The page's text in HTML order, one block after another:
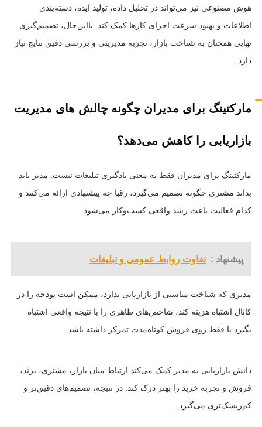
هوش مصنوعی نیز می‌تواند در تحلیل داده، تولید ایده، دسته‌بندی
اطلاعات و بهبود سرعت اجرای کارها کمک کند. بااین‌حال، تصمیم‌گیری
نهایی همچنان به شناخت بازار، تجربه مدیریتی و بررسی دقیق نتایج نیاز
دارد.
مارکتینگ برای مدیران چگونه چالش های مدیریت
بازاریابی را کاهش می‌دهد؟
مارکتینگ برای مدیران فقط به معنی یادگیری تبلیغات نیست. مدیر باید
بداند مشتری چگونه تصمیم می‌گیرد، رقبا چه پیشنهادی ارائه می‌کنند و
کدام فعالیت باعث رشد واقعی کسب‌وکار می‌شود.
پیشنهاد : تفاوت روابط عمومی و تبلیغات
مدیری که شناخت مناسبی از بازاریابی ندارد، ممکن است بودجه را در
کانال اشتباه هزینه کند، شاخص‌های ظاهری را با نتیجه واقعی اشتباه
بگیرد یا فقط روی فروش کوتاه‌مدت تمرکز داشته باشد.
دانش بازاریابی به مدیر کمک می‌کند ارتباط میان بازار، مشتری، برند،
فروش و تجربه خرید را بهتر درک کند. در نتیجه، تصمیم‌های دقیق‌تر و
کم‌ریسک‌تری می‌گیرد.